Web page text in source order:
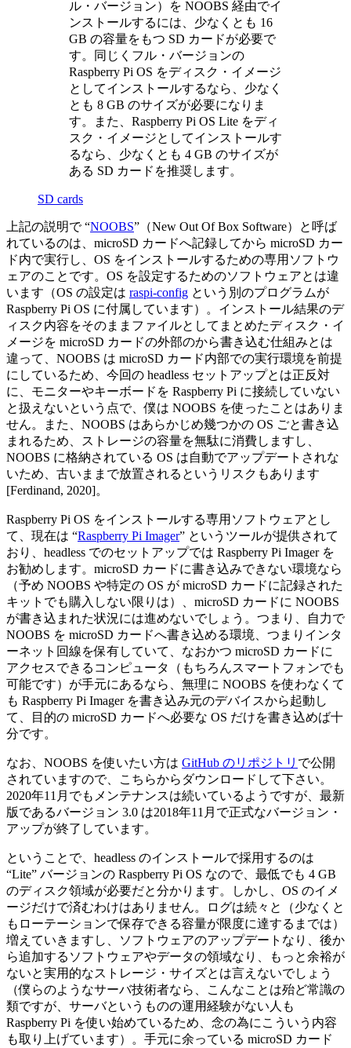
ル・バージョン）を NOOBS 経由でイ
ンストールするには、少なくとも 16
GB の容量をもつ SD カードが必要で
す。同じくフル・バージョンの
Raspberry Pi OS をディスク・イメージ
としてインストールするなら、少なく
とも 8 GB のサイズが必要になりま
す。また、Raspberry Pi OS Lite をディ
スク・イメージとしてインストールす
るなら、少なくとも 4 GB のサイズが
ある SD カードを推奨します。
SD cards
上記の説明で “NOOBS”（New Out Of Box Software）と呼ば
れているのは、microSD カードへ記録してから microSD カー
ド内で実行し、OS をインストールするための専用ソフトウ
ェアのことです。OS を設定するためのソフトウェアとは違
います（OS の設定は raspi-config という別のプログラムが
Raspberry Pi OS に付属しています）。インストール結果のデ
ィスク内容をそのままファイルとしてまとめたディスク・イ
メージを microSD カードの外部のから書き込む仕組みとは
違って、NOOBS は microSD カード内部での実行環境を前提
にしているため、今回の headless セットアップとは正反対
に、モニターやキーボードを Raspberry Pi に接続していない
と扱えないという点で、僕は NOOBS を使ったことはありま
せん。また、NOOBS はあらかじめ幾つかの OS ごと書き込
まれるため、ストレージの容量を無駄に消費しますし、
NOOBS に格納されている OS は自動でアップデートされな
いため、古いままで放置されるというリスクもあります
[Ferdinand, 2020]。
Raspberry Pi OS をインストールする専用ソフトウェアとし
て、現在は “Raspberry Pi Imager” というツールが提供されて
おり、headless でのセットアップでは Raspberry Pi Imager を
お勧めします。microSD カードに書き込みできない環境なら
（予め NOOBS や特定の OS が microSD カードに記録された
キットでも購入しない限りは）、microSD カードに NOOBS
が書き込まれた状況には進めないでしょう。つまり、自力で
NOOBS を microSD カードへ書き込める環境、つまりインタ
ーネット回線を保有していて、なおかつ microSD カードに
アクセスできるコンピュータ（もちろんスマートフォンでも
可能です）が手元にあるなら、無理に NOOBS を使わなくて
も Raspberry Pi Imager を書き込み元のデバイスから起動し
て、目的の microSD カードへ必要な OS だけを書き込めば十
分です。
なお、NOOBS を使いたい方は GitHub のリポジトリ で公開
されていますので、こちらからダウンロードして下さい。
2020年11月でもメンテナンスは続いているようですが、最新
版であるバージョン 3.0 は2018年11月で正式なバージョン・
アップが終了しています。
ということで、headless のインストールで採用するのは
“Lite” バージョンの Raspberry Pi OS なので、最低でも 4 GB
のディスク領域が必要だと分かります。しかし、OS のイメ
ージだけで済むわけはありません。ログは続々と（少なくと
もローテーションで保存できる容量が限度に達するまでは）
増えていきますし、ソフトウェアのアップデートなり、後か
ら追加するソフトウェアやデータの領域なり、もっと余裕が
ないと実用的なストレージ・サイズとは言えないでしょう
（僕らのようなサーバ技術者なら、こんなことは殆ど常識の
類ですが、サーバというものの運用経験がない人も
Raspberry Pi を使い始めているため、念の為にこういう内容
も取り上げています）。手元に余っている microSD カード